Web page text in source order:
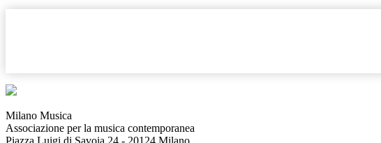
Milano Musica
Associazione per la musica contemporanea
Piazza Luigi di Savoia 24 - 20124 Milano